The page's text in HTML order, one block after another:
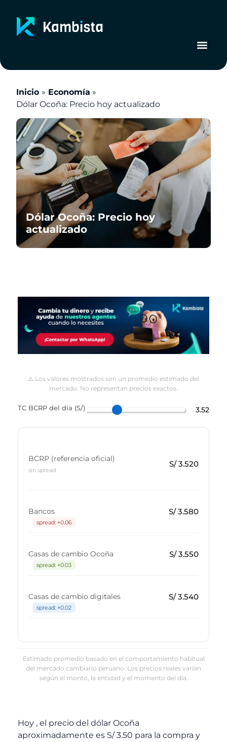
contenido
Inicio
Economía
Dólar Ocoña: Precio hoy actualizado
Dólar Ocoña: Precio hoy
actualizado
⚠️ Los valores mostrados son un promedio estimado del
mercado. No representan precios exactos.
TC BCRP del día (S/) 3.52
BCRP (referencia oficial)
sin spread
S/ 3.520
Bancos
spread: +0.06
S/ 3.580
Casas de cambio Ocoña
spread: +0.03
S/ 3.550
Casas de cambio digitales
spread: +0.02
S/ 3.540
Estimado promedio basado en el comportamiento habitual
del mercado cambiario peruano. Los precios reales varían
según el monto, la entidad y el momento del día.
Hoy , el precio del dólar Ocoña
aproximadamente es S/ 3.50 para la compra y